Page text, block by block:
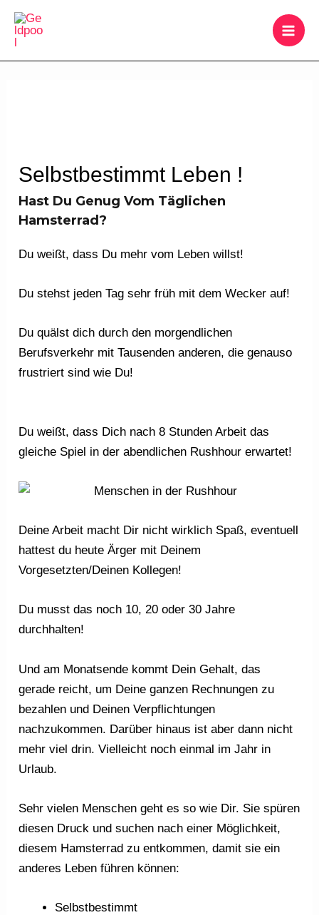
Zum
Inhalt
springen
Selbstbestimmt Leben !
Hast Du Genug Vom Täglichen
Hamsterrad?
Du weißt, dass Du mehr vom Leben willst!
Du stehst jeden Tag sehr früh mit dem Wecker auf!
Du quälst dich durch den morgendlichen
Berufsverkehr mit Tausenden anderen, die genauso
frustriert sind wie Du!
Du weißt, dass Dich nach 8 Stunden Arbeit das
gleiche Spiel in der abendlichen Rushhour erwartet!
Deine Arbeit macht Dir nicht wirklich Spaß, eventuell
hattest du heute Ärger mit Deinem
Vorgesetzten/Deinen Kollegen!
Du musst das noch 10, 20 oder 30 Jahre
durchhalten!
Und am Monatsende kommt Dein Gehalt, das
gerade reicht, um Deine ganzen Rechnungen zu
bezahlen und Deinen Verpflichtungen
nachzukommen. Darüber hinaus ist aber dann nicht
mehr viel drin. Vielleicht noch einmal im Jahr in
Urlaub.
Sehr vielen Menschen geht es so wie Dir. Sie spüren
diesen Druck und suchen nach einer Möglichkeit,
diesem Hamsterrad zu entkommen, damit sie ein
anderes Leben führen können:
Selbstbestimmt